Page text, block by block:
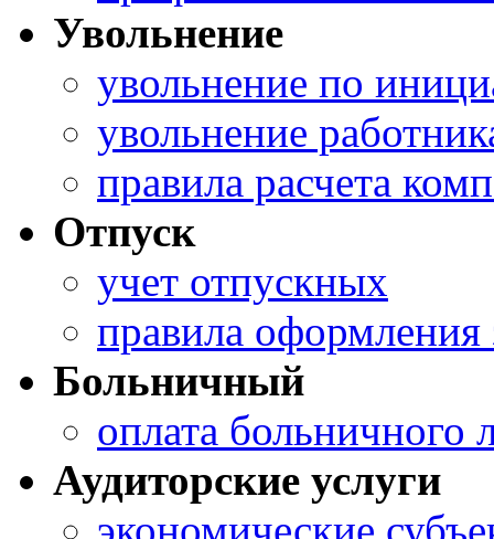
Увольнение
увольнение по
увольнение
правила расчета
Отпуск
учет отпускных
правила оформления
Больничный
оплата больничного
Аудиторские услуги
экономические